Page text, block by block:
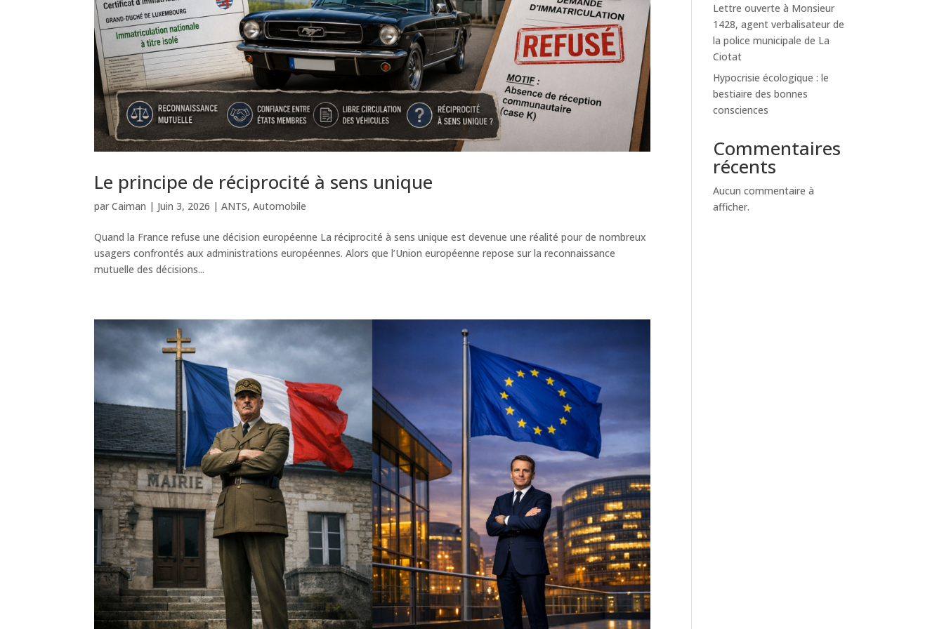
Le principe de réciprocité à sens unique
parCaiman | Juin 3, 2026 |ANTS,Automobile
Quand la France refuse une décision européenne La réciprocité à sens unique est devenue une réalité pour de nombreux
usagers confrontés aux administrations européennes. Alors que l’Union européenne repose sur la reconnaissance
mutuelle des décisions...
Lettre ouverte à Monsieur
1428, agent verbalisateur de
la police municipale de La
Ciotat
Hypocrisie écologique : le
bestiaire des bonnes
consciences
Commentaires
récents
Aucun commentaire à
afficher.